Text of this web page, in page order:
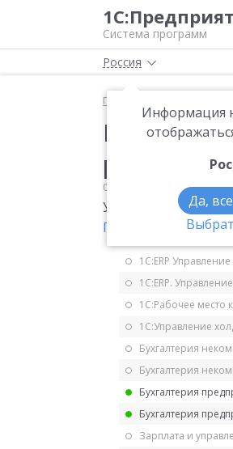
Система программ
Россия
Информация
Да,
Главная
Новые
расчета
09.10.2019 Страховые
Утверждены новые
Приказ ФНС
1С:ERP
1С:ERP.
1С:Рабочее место
1С:Управление
Бухгалтерия
Бухгалтерия
Бухгалтерия
Бухгалтерия
Зарплата и